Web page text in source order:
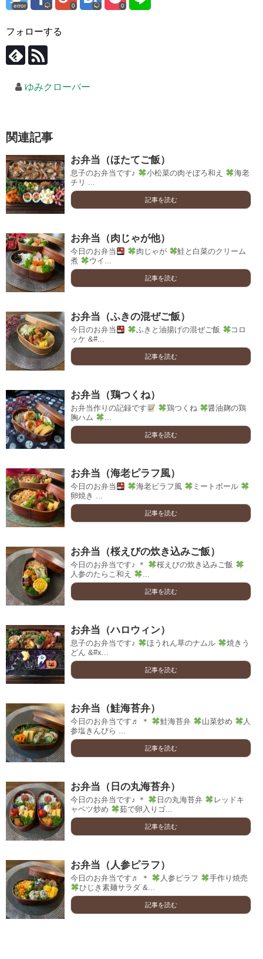
error 0 0
フォローする
ゆみクローバー
関連記事
お弁当（ほたてご飯）
息子のお弁当です♪ 小松菜の肉そぼろ和え
海老
チリ ...
記事を読む
お弁当（肉じゃが他）
今日のお弁当 肉じゃが
鮭と白菜のクリーム
煮
ウイ...
記事を読む
お弁当（ふきの混ぜご飯）
今日のお弁当 ふきと油揚げの混ぜご飯
コロ
ッケ &#...
記事を読む
お弁当（鶏つくね）
お弁当作りの記録です 鶏つくね
醤油麹の鶏
胸ハム
...
記事を読む
お弁当（海老ピラフ風）
今日のお弁当 海老ピラフ風
ミートボール
卵焼き ...
記事を読む
お弁当（桜えびの炊き込みご飯）
今日のお弁当です♪ ＊
桜えびの炊き込みご飯
人参のたらこ和え
...
記事を読む
お弁当（ハロウィン）
息子のお弁当です♪ ほうれん草のナムル
焼きう
どん &#x...
記事を読む
お弁当（鮭海苔弁）
今日のお弁当です♬ ＊ 鮭海苔弁 山菜炒め
人
参塩きんぴら ...
記事を読む
お弁当（日の丸海苔弁）
今日のお弁当です♪ ＊ 日の丸海苔弁
レッドキ
ャベツ炒め
茹で卵入りゴ...
記事を読む
お弁当（人参ピラフ）
今日のお弁当です♬ ＊ 人参ピラフ
手作り焼売
ひじき素麺サラダ &...
記事を読む